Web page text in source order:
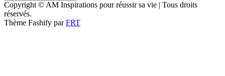
Copyright © AM Inspirations pour réussir sa vie | Tous droits
réservés.
Thème Fashify parFRT